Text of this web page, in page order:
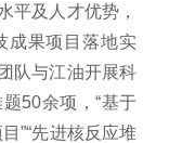
平及人才优势，
成果项目落地实
队与江油开展科
50余项，“基于
目”“先进核反应堆